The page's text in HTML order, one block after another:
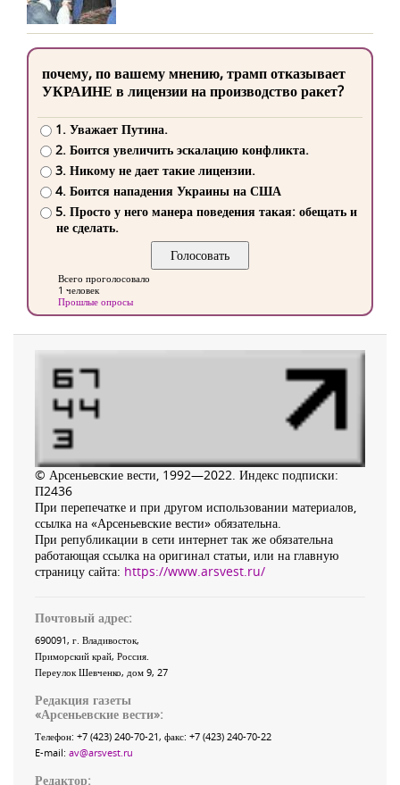
почему, по вашему мнению, трамп отказывает
УКРАИНЕ в лицензии на производство ракет?
1. Уважает Путина.
2. Боится увеличить эскалацию конфликта.
3. Никому не дает такие лицензии.
4. Боится нападения Украины на США
5. Просто у него манера поведения такая: обещать и
не сделать.
Всего проголосовало
1 человек
Прошлые опросы
© Арсеньевские вести, 1992—2022. Индекс подписки:
П2436
При перепечатке и при другом использовании материалов,
ссылка на «Арсеньевские вести» обязательна.
При републикации в сети интернет так же обязательна
работающая ссылка на оригинал статьи, или на главную
страницу сайта: https://www.arsvest.ru/
Почтовый адрес:
690091, г. Владивосток,
Приморский край, Россия
Переулок Шевченко, дом 9, 27
Редакция газеты
«Арсеньевские вести»:
Телефон: +7 (423) 240-70-21, факс: +7 (423) 240-70-22
E-mail: av@arsvest.ru
Редактор: